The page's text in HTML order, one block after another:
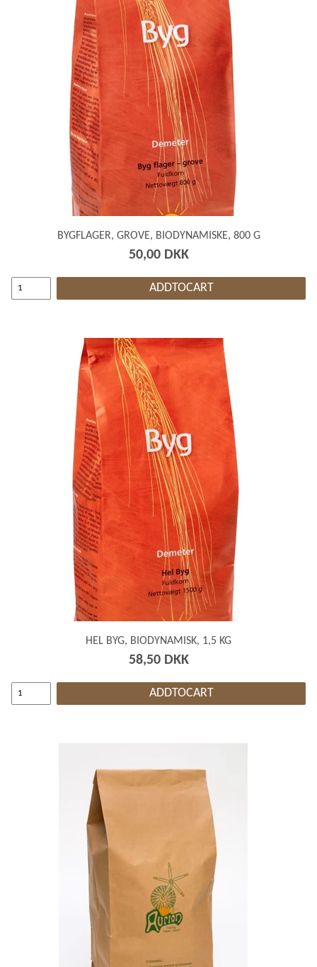
BYGFLAGER, GROVE, BIODYNAMISKE, 800 G
50,00 DKK
ADDTOCART
HEL BYG, BIODYNAMISK, 1,5 KG
58,50 DKK
ADDTOCART